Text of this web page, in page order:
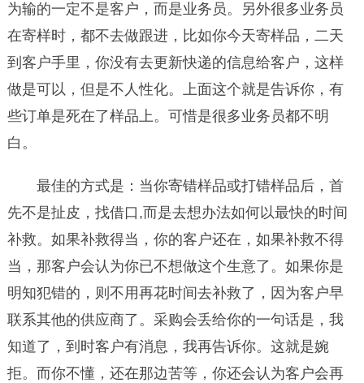
为输的一定不是客户，而是业务员。另外很多业务员
在寄样时，都不去做跟进，比如你今天寄样品，二天
到客户手里，你没有去更新快递的信息给客户，这样
做是可以，但是不人性化。上面这个就是告诉你，有
些订单是死在了样品上。可惜是很多业务员都不明
白。
最佳的方式是：当你寄错样品或打错样品后，首
先不是扯皮，找借口,而是去想办法如何以最快的时间
补救。如果补救得当，你的客户还在，如果补救不得
当，那客户会认为你已不想做这个生意了。如果你是
明知犯错的，则不用再花时间去补救了，因为客户早
联系其他的供应商了。采购会丢给你的一句话是，我
知道了，到时客户有消息，我再告诉你。这就是婉
拒。而你不懂，还在那边苦等，你还会认为客户会再